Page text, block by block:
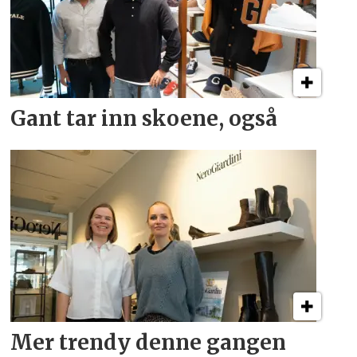
Gant tar inn skoene, også
Mer trendy denne gangen